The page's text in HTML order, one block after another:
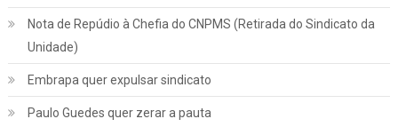
Nota de Repúdio à Chefia do CNPMS (Retirada do Sindicato da
Unidade)
Embrapa quer expulsar sindicato
Paulo Guedes quer zerar a pauta